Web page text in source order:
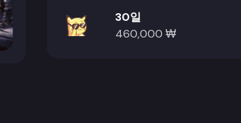
30일
460,000 ₩